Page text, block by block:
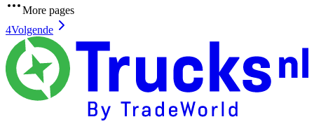
More pages
4Volgende